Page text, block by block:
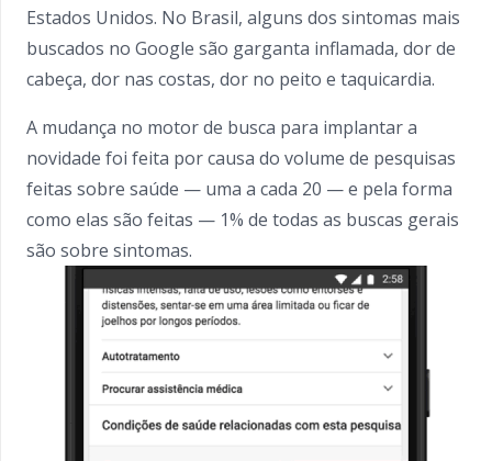
Estados Unidos. No Brasil, alguns dos sintomas mais
buscados no Google são garganta inflamada, dor de
cabeça, dor nas costas, dor no peito e taquicardia.
A mudança no motor de busca para implantar a
novidade foi feita por causa do volume de pesquisas
feitas sobre saúde — uma a cada 20 — e pela forma
como elas são feitas — 1% de todas as buscas gerais
são sobre sintomas.